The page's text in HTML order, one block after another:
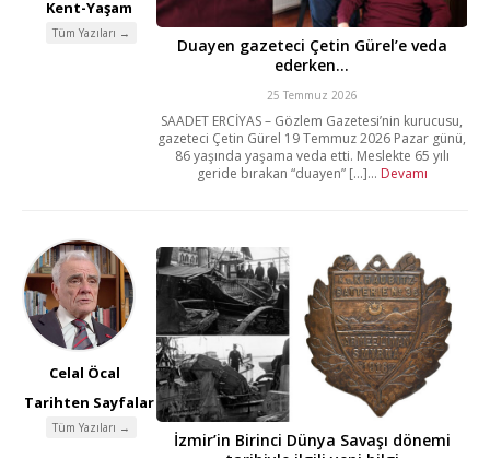
Kent-Yaşam
Tüm Yazıları →
Duayen gazeteci Çetin Gürel’e veda
ederken…
25 Temmuz 2026
SAADET ERCİYAS – Gözlem Gazetesi’nin kurucusu,
gazeteci Çetin Gürel 19 Temmuz 2026 Pazar günü,
86 yaşında yaşama veda etti. Meslekte 65 yılı
geride bırakan “duayen” [...]... Devamı
Celal Öcal
Tarihten Sayfalar
Tüm Yazıları →
İzmir’in Birinci Dünya Savaşı dönemi